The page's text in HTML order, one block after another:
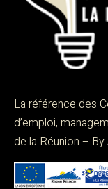
La référence des
d’emploi,
de la Réunion – By